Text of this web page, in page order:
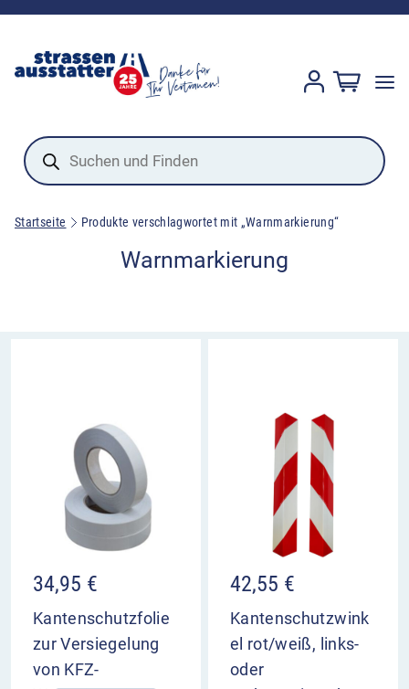
Products
search
Startseite Produkte verschlagwortet mit „Warnmarkierung“
Warnmarkierung
34,95 €
Kantenschutzfolie
zur Versiegelung
von KFZ-
42,55 €
Kantenschutzwink
el rot/weiß, links-
oder